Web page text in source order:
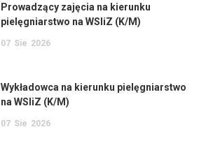
Prowadzący zajęcia na kierunku
pielęgniarstwo na WSIiZ (K/M)
07 Sie 2026
Wykładowca na kierunku pielęgniarstwo
na WSIiZ (K/M)
07 Sie 2026